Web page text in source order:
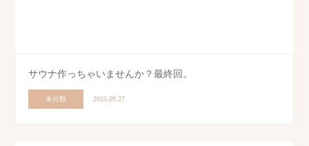
サウナ作っちゃいませんか？最終回。
未分類 2025.09.27